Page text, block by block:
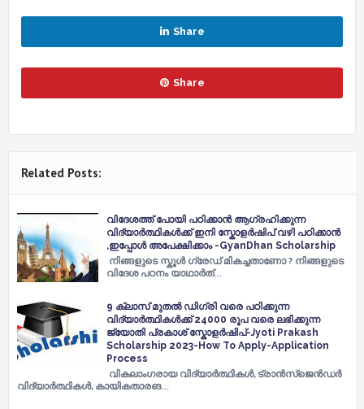
Share
Share
Related Posts:
വിദേശത്ത് പോയി പഠിക്കാൻ ആഗ്രഹിക്കുന്ന
വിദ്യാർത്ഥികൾക്ക് ഇനി സ്കോളർഷിപ് വഴി പഠിക്കാൻ
,ഇപ്പോൾ അപേക്ഷിക്കാം -GyanDhan Scholarship
നിങ്ങളുടെ സ്കൂൾ ഗ്രേഡ് മികച്ചതാണോ ? നിങ്ങളുടെ
വിദേശ പഠനം യാഥാർത്…
9 ക്ലാസ് മുതൽ ഡിഗ്രി വരെ പഠിക്കുന്ന
വിദ്യാർത്ഥികൾക്ക് 24000 രൂപ വരെ ലഭിക്കുന്ന
ജ്യോതി പ്രകാശ് സ്കോളർഷിപ്-Jyoti Prakash
Scholarship 2023-How To Apply-Application
Process
വികലാംഗരായ വിദ്യാർത്ഥികൾ, ട്രാൻസ്‌ജെൻഡർ
വിദ്യാർത്ഥികൾ, കായികതാരങ…